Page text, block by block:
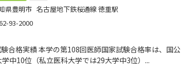
県豊明市 名古屋地下鉄桜通線 徳重駅
93-2000
合格実績 本学の第108回医師国家試験合格率は、国公
中10位（私立医科大学では29大学中3位）...